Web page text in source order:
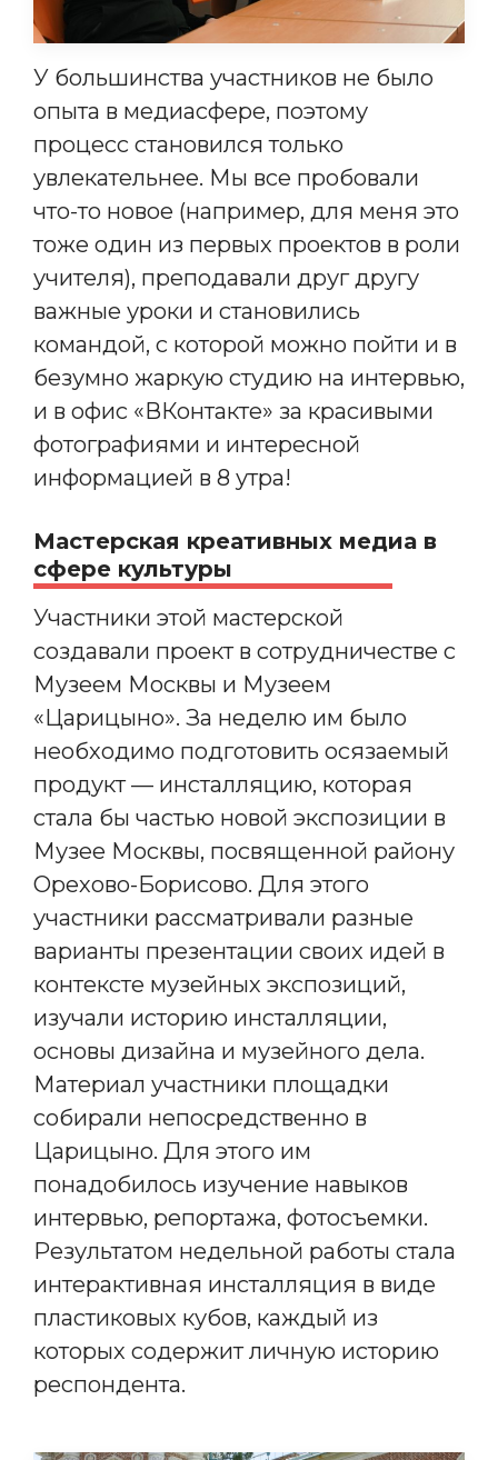
У большинства участников не было
опыта в медиасфере, поэтому
процесс становился только
увлекательнее. Мы все пробовали
что-то новое (например, для меня это
тоже один из первых проектов в роли
учителя), преподавали друг другу
важные уроки и становились
командой, с которой можно пойти и в
безумно жаркую студию на интервью,
и в офис «ВКонтакте» за красивыми
фотографиями и интересной
информацией в 8 утра!
Мастерская креативных медиа в
сфере культуры
Участники этой мастерской
создавали проект в сотрудничестве с
Музеем Москвы и Музеем
«Царицыно». За неделю им было
необходимо подготовить осязаемый
продукт — инсталляцию, которая
стала бы частью новой экспозиции в
Музее Москвы, посвященной району
Орехово-Борисово. Для этого
участники рассматривали разные
варианты презентации своих идей в
контексте музейных экспозиций,
изучали историю инсталляции,
основы дизайна и музейного дела.
Материал участники площадки
собирали непосредственно в
Царицыно. Для этого им
понадобилось изучение навыков
интервью, репортажа, фотосъемки.
Результатом недельной работы стала
интерактивная инсталляция в виде
пластиковых кубов, каждый из
которых содержит личную историю
респондента.